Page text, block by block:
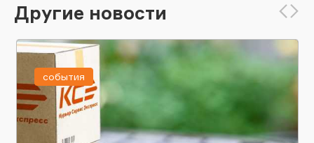
Другие новости
события